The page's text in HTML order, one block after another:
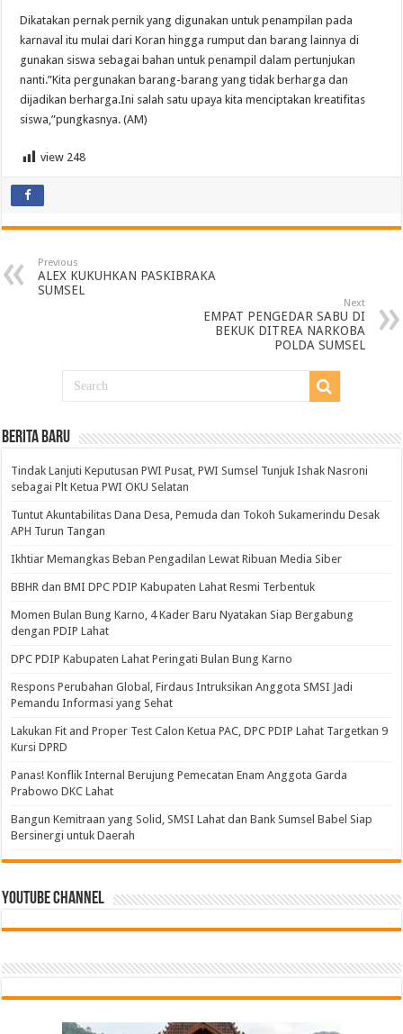
Dikatakan pernak pernik yang digunakan untuk penampilan pada
karnaval itu mulai dari Koran hingga rumput dan barang lainnya di
gunakan siswa sebagai bahan untuk penampil dalam pertunjukan
nanti.”Kita pergunakan barang-barang yang tidak berharga dan
dijadikan berharga.Ini salah satu upaya kita menciptakan kreatifitas
siswa,”pungkasnya. (AM)
view 248
Previous
ALEX KUKUHKAN PASKIBRAKA
SUMSEL
Next
EMPAT PENGEDAR SABU DI
BEKUK DITREA NARKOBA
POLDA SUMSEL
BERITA BARU
Tindak Lanjuti Keputusan PWI Pusat, PWI Sumsel Tunjuk Ishak Nasroni
sebagai Plt Ketua PWI OKU Selatan
Tuntut Akuntabilitas Dana Desa, Pemuda dan Tokoh Sukamerindu Desak
APH Turun Tangan
Ikhtiar Memangkas Beban Pengadilan Lewat Ribuan Media Siber
BBHR dan BMI DPC PDIP Kabupaten Lahat Resmi Terbentuk
Momen Bulan Bung Karno, 4 Kader Baru Nyatakan Siap Bergabung
dengan PDIP Lahat
DPC PDIP Kabupaten Lahat Peringati Bulan Bung Karno
Respons Perubahan Global, Firdaus Intruksikan Anggota SMSI Jadi
Pemandu Informasi yang Sehat
Lakukan Fit and Proper Test Calon Ketua PAC, DPC PDIP Lahat Targetkan 9
Kursi DPRD
Panas! Konflik Internal Berujung Pemecatan Enam Anggota Garda
Prabowo DKC Lahat
Bangun Kemitraan yang Solid, SMSI Lahat dan Bank Sumsel Babel Siap
Bersinergi untuk Daerah
Youtube Channel